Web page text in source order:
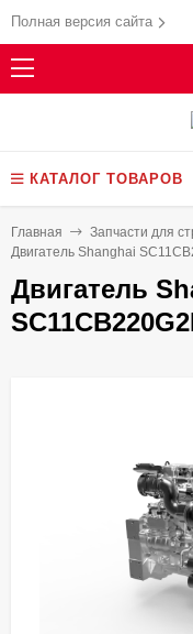
Полная версия сайта
КАТАЛОГ ТОВАРОВ
Главная
Запчасти для
Двигатель Shanghai
Двигатель